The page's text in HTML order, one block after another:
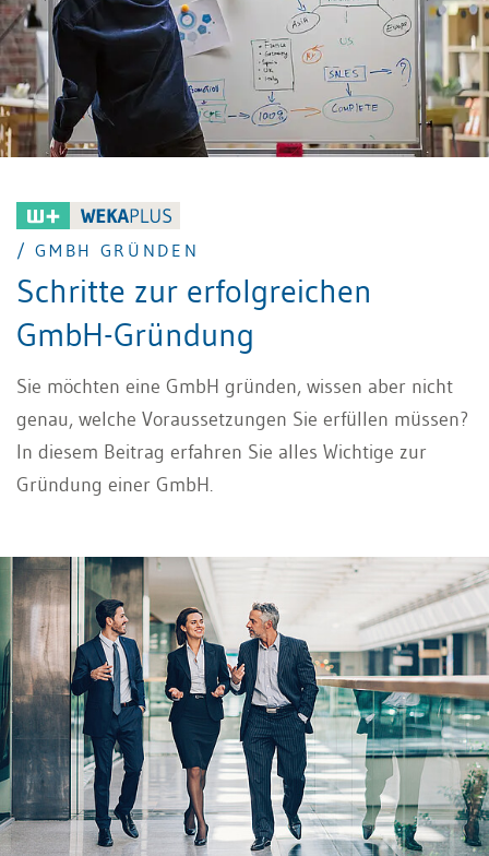
/ GMBH GRÜNDEN
Schritte zur erfolgreichen
GmbH-Gründung
Sie möchten eine GmbH gründen, wissen aber nicht
genau, welche Voraussetzungen Sie erfüllen müssen?
In diesem Beitrag erfahren Sie alles Wichtige zur
Gründung einer GmbH.